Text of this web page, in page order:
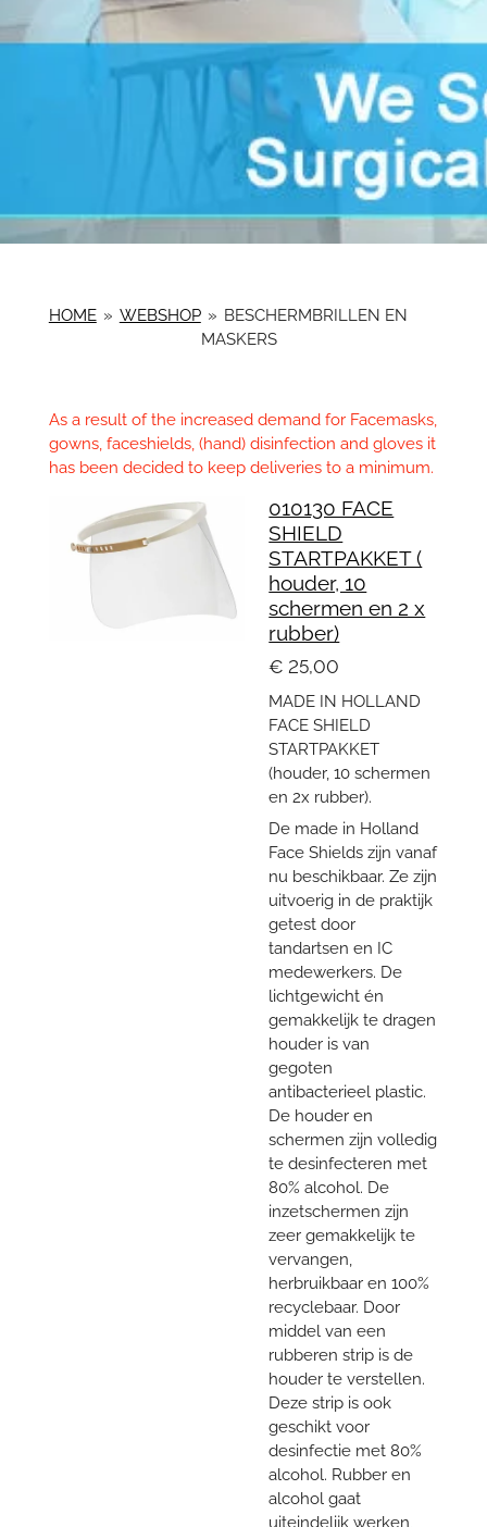
HOME » WEBSHOP » BESCHERMBRILLEN EN
MASKERS
As a result of the increased demand for Facemasks,
gowns, faceshields, (hand) disinfection and gloves it
has been decided to keep deliveries to a minimum.
010130 FACE
SHIELD
STARTPAKKET (
houder, 10
schermen en 2 x
rubber)
€ 25,00
MADE IN HOLLAND
FACE SHIELD
STARTPAKKET
(houder, 10 schermen
en 2x rubber).
De made in Holland
Face Shields zijn vanaf
nu beschikbaar. Ze zijn
uitvoerig in de praktijk
getest door
tandartsen en IC
medewerkers. De
lichtgewicht én
gemakkelijk te dragen
houder is van
gegoten
antibacterieel plastic.
De houder en
schermen zijn volledig
te desinfecteren met
80% alcohol. De
inzetschermen zijn
zeer gemakkelijk te
vervangen,
herbruikbaar en 100%
recyclebaar. Door
middel van een
rubberen strip is de
houder te verstellen.
Deze strip is ook
geschikt voor
desinfectie met 80%
alcohol. Rubber en
alcohol gaat
uiteindelijk werken,